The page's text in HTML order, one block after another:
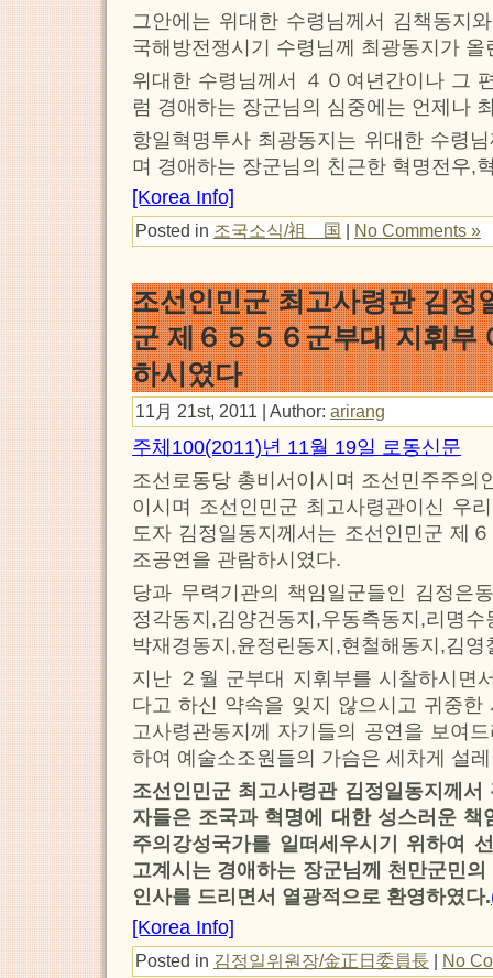
그안에는 위대한 수령님께서 김책동지
국해방전쟁시기 수령님께 최광동지가
위대한 수령님께서 ４０여년간이나 그
럼 경애하는 장군님의 심중에는 언제나
항일혁명투사 최광동지는 위대한 수령
며 경애하는 장군님의 친근한 혁명전우,
[Korea Info]
Posted in 조국소식/祖 国 | No Comments »
조선인민군 최고사령관 김정
군 제６５５６군부대 지휘부
하시였다
11月 21st, 2011 | Author: arirang
주체100(2011)년 11월 19일 로동신문
조선로동당 총비서이시며 조선민주주의
이시며 조선인민군 최고사령관이신 우
도자 김정일동지께서는 조선인민군 제
조공연을 관람하시였다.
당과 무력기관의 책임일군들인 김정은
정각동지,김양건동지,우동측동지,리명
박재경동지,윤정린동지,현철해동지,김
지난 ２월 군부대 지휘부를 시찰하시면
다고 하신 약속을 잊지 않으시고 귀중
고사령관동지께 자기들의 공연을 보여
하여 예술소조원들의 가슴은 세차게 설
조선인민군 최고사령관 김정일동지께
자들은 조국과 혁명에 대한 성스러운
주의강성국가를 일떠세우시기 위하여
고계시는 경애하는 장군님께 천만군민
인사를 드리면서 열광적으로 환영하였다.
[Korea Info]
Posted in 김정일위원장/金正日委員長 | No